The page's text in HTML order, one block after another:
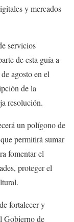
y mercados
servicios
de esta guía a
agosto en el
de la
resolución.
un polígono de
permitirá sumar
fomentar el
proteger el
fortalecer y
Gobierno de